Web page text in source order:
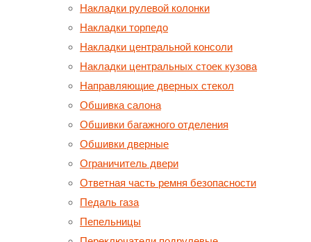
Накладки рулевой колонки
Накладки торпедо
Накладки центральной консоли
Накладки центральных стоек кузова
Направляющие дверных стекол
Обшивка салона
Обшивки багажного отделения
Обшивки дверные
Ограничитель двери
Ответная часть ремня безопасности
Педаль газа
Пепельницы